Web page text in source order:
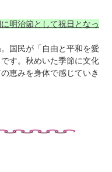
明治節として祝日となっ
国民が「自由と平和を愛
す。秋めいた季節に文化
恵みを身体で感じていき